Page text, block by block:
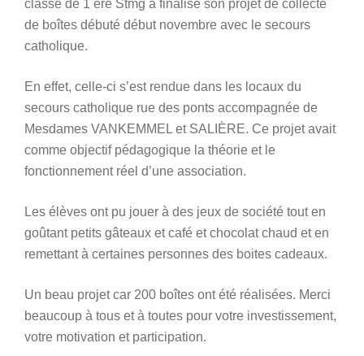
classe de 1 ère Stmg a finalisé son projet de collecte
de boîtes débuté début novembre avec le secours
catholique.
En effet, celle-ci s’est rendue dans les locaux du
secours catholique rue des ponts accompagnée de
Mesdames VANKEMMEL et SALIÈRE. Ce projet avait
comme objectif pédagogique la théorie et le
fonctionnement réel d’une association.
Les élèves ont pu jouer à des jeux de société tout en
goûtant petits gâteaux et café et chocolat chaud et en
remettant à certaines personnes des boites cadeaux.
Un beau projet car 200 boîtes ont été réalisées. Merci
beaucoup à tous et à toutes pour votre investissement,
votre motivation et participation.